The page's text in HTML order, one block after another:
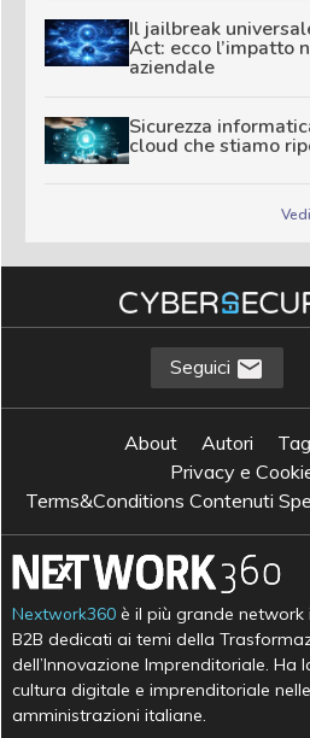
Il jailbreak
Act: ecco l’impatto
aziendale
Sicurezza
cloud che stiamo
Seguici
About Autori
Privacy e
Terms&Conditions Contenuti
Nextwork360 è il più grande
B2B dedicati ai temi della
dell’Innovazione Imprenditoriale. Ha
cultura digitale e imprenditoriale
amministrazioni italiane.